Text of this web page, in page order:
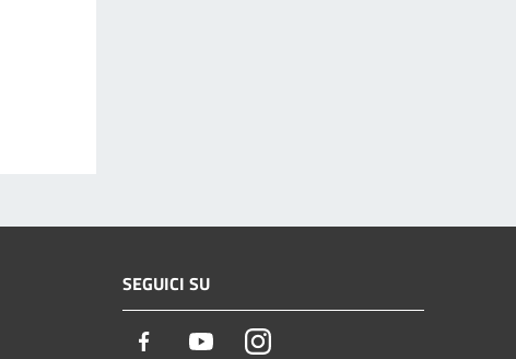
SEGUICI SU
Facebook YoutubeInstagram